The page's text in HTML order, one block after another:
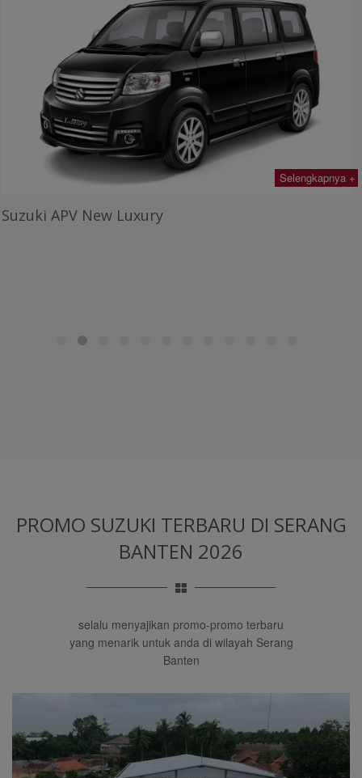
Selengkapnya +
Suzuki Karimun Wagon
PROMO SUZUKI TERBARU DI SERANG
BANTEN 2026
selalu menyajikan promo-promo terbaru
yang menarik untuk anda di wilayah Serang
Banten